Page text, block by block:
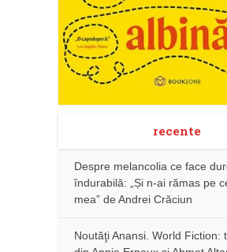
recente
Despre melancolia ce face
îndurabilă: „Și n-ai rămas pe
mea” de Andrei Crăciun
Noutăţi Anansi. World Fiction: